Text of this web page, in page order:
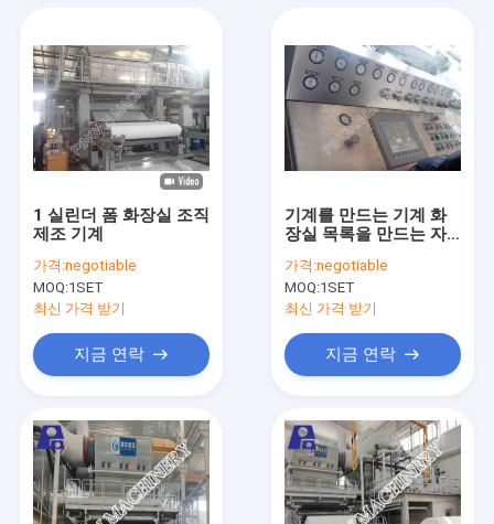
1 실린더 폼 화장실 조직
제조 기계
가격:negotiable
MOQ:1SET
최신 가격 받기
지금 연락
기계를 만드는 기계 화
장실 목록을 만드는 자
퍼
가격:negotiable
MOQ:1SET
최신 가격 받기
지금 연락